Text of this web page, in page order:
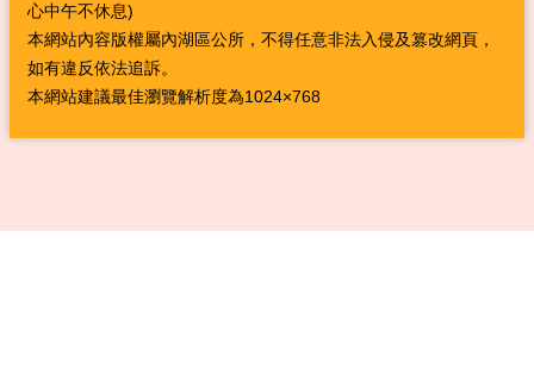
心中午不休息)
本網站內容版權屬內湖區公所，不得任意非法入侵及篡改網頁，
如有違反依法追訴。
本網站建議最佳瀏覽解析度為1024×768